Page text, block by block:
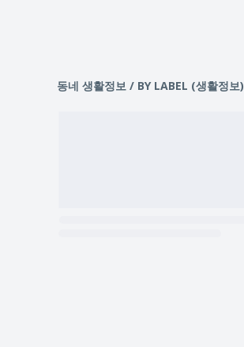
동네 생활정보 / BY LABEL (생활정보)